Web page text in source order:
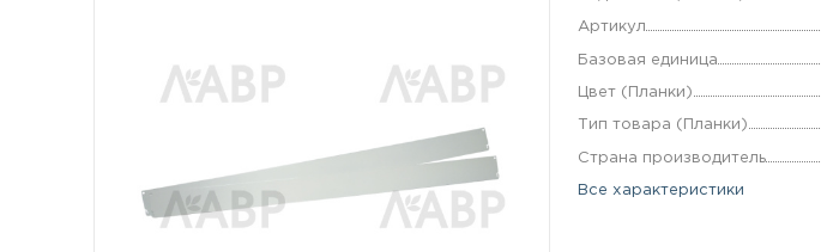
Артикул
Базовая единица
Цвет (Планки)
Тип товара (Планки)
Страна производитель
Все характеристики